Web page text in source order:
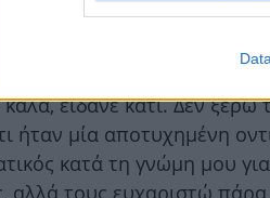
ήταν ένα
το οποίο για
είδανε κάτι. Δεν ξέρω
ήταν μία αποτυχημένη
κατά τη γνώμη μου
αλλά τους ευχαριστώ